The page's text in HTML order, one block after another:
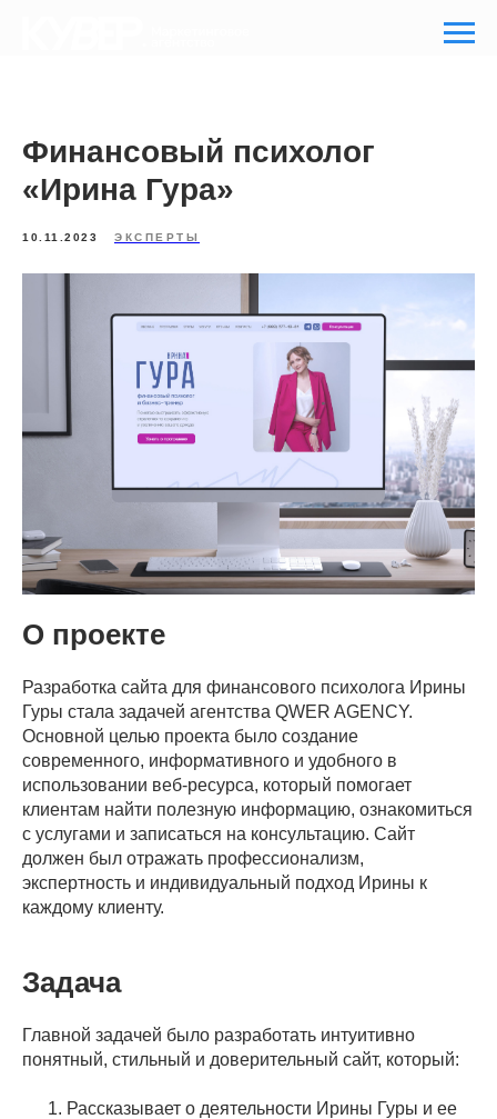
Финансовый психолог
«Ирина Гура»
10.11.2023 ЭКСПЕРТЫ
О проекте
Разработка сайта для финансового психолога Ирины
Гуры стала задачей агентства QWER AGENCY.
Основной целью проекта было создание
современного, информативного и удобного в
использовании веб-ресурса, который помогает
клиентам найти полезную информацию, ознакомиться
с услугами и записаться на консультацию. Сайт
должен был отражать профессионализм,
экспертность и индивидуальный подход Ирины к
каждому клиенту.
Задача
Главной задачей было разработать интуитивно
понятный, стильный и доверительный сайт, который:
Рассказывает о деятельности Ирины Гуры и ее